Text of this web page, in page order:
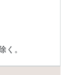
く。